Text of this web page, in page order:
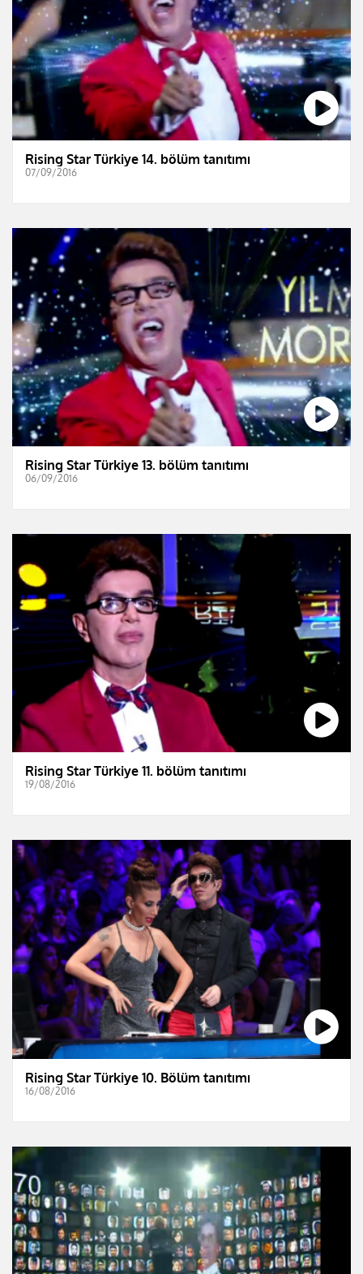
Rising Star Türkiye 14. bölüm tanıtımı
07/09/2016
Rising Star Türkiye 13. bölüm tanıtımı
06/09/2016
Rising Star Türkiye 11. bölüm tanıtımı
19/08/2016
Rising Star Türkiye 10. Bölüm tanıtımı
16/08/2016